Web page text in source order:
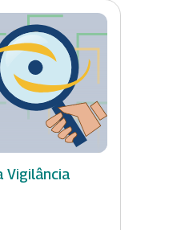
Vigilância